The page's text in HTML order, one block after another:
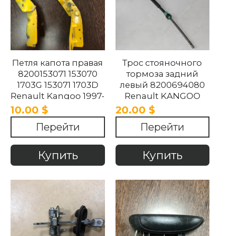
Петля капота правая
8200153071 153070
1703G 153071 1703D
Renault Kangoo 1997-
2008
10.00 $
Перейти
Купить
Трос стояночного
тормоза задний
левый 8200694080
Renault KANGOO
1997-2007
20.00 $
Перейти
Купить